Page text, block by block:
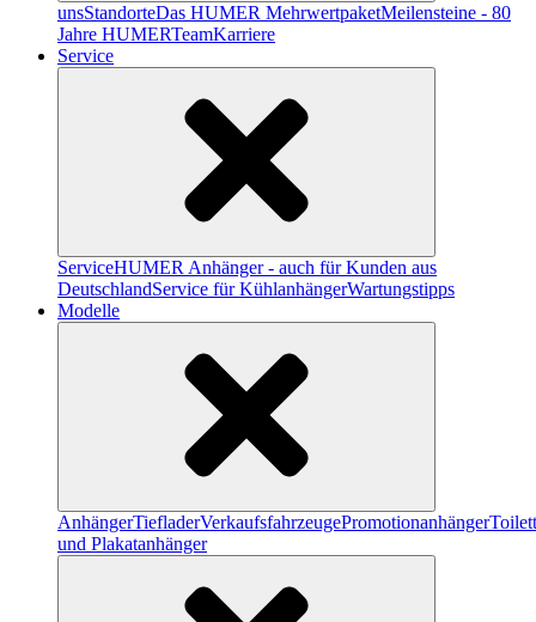
unsStandorteDas HUMER MehrwertpaketMeilensteine - 80
Jahre HUMERTeamKarriere
Service
ServiceHUMER Anhänger - auch für Kunden aus
DeutschlandService für KühlanhängerWartungstipps
Modelle
AnhängerTiefladerVerkaufsfahrzeugePromotionanhänger
und Plakatanhänger